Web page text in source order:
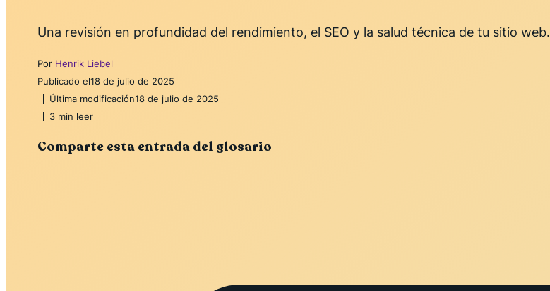
Una revisión en profundidad del rendimiento, el SEO y la salud técnica de tu sitio web.
Por Henrik Liebel
Publicado el18 de julio de 2025
Última modificación18 de julio de 2025
3 min leer
Comparte esta entrada del glosario